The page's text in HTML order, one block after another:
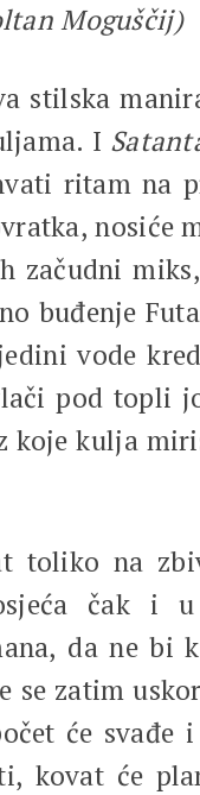
Moguščij)
stilska
I
ritam na
nosiće
začudni
buđenje
vode
pod topli
koje kulja
toliko na
čak i u
da ne bi
se zatim
će svađe
kovat će